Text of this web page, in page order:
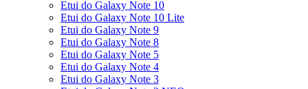
Etui do Galaxy Note 10
Etui do Galaxy Note 10 Lite
Etui do Galaxy Note 9
Etui do Galaxy Note 8
Etui do Galaxy Note 5
Etui do Galaxy Note 4
Etui do Galaxy Note 3